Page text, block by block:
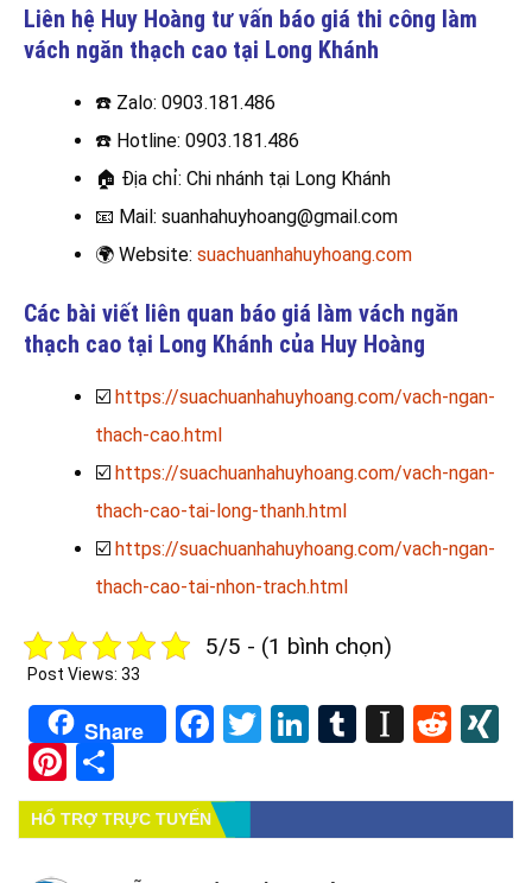
Liên hệ Huy Hoàng tư vấn báo giá thi công làm
vách ngăn thạch cao tại Long Khánh
☎️ Zalo: 0903.181.486
☎️ Hotline: 0903.181.486
🏠 Địa chỉ: Chi nhánh tại Long Khánh
📧 Mail: suanhahuyhoang@gmail.com
🌍 Website: suachuanhahuyhoang.com
Các bài viết liên quan báo giá làm vách ngăn
thạch cao tại Long Khánh của Huy Hoàng
☑️ https://suachuanhahuyhoang.com/vach-ngan-
thach-cao.html
☑️ https://suachuanhahuyhoang.com/vach-ngan-
thach-cao-tai-long-thanh.html
☑️ https://suachuanhahuyhoang.com/vach-ngan-
thach-cao-tai-nhon-trach.html
5/5 - (1 bình chọn)
Post Views: 33
Share Facebook
TwitterLinkedIn
Tumblr
Pinterest
HỔ TRỢ TRỰC TUYẾN